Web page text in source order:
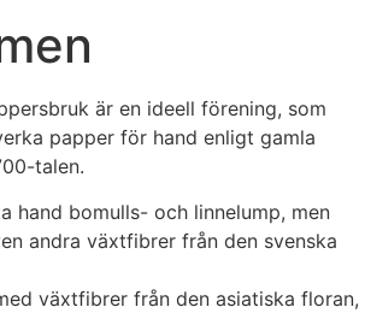
är en ideell förening, som
papper för hand enligt gamla
talen.
hand bomulls- och linnelump, men
andra växtfibrer från den svenska
växtfibrer från den asiatiska floran,